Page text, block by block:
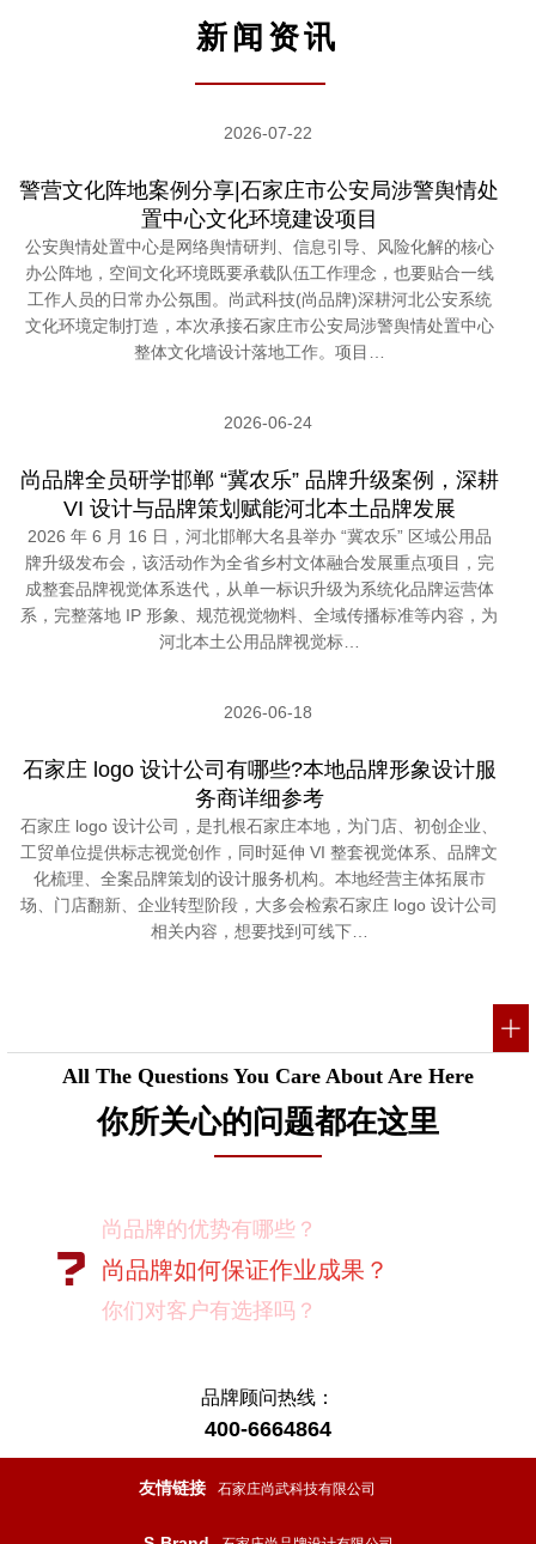
新闻资讯
2026-07-22
警营文化阵地案例分享|石家庄市公安局涉警舆情处
置中心文化环境建设项目
公安舆情处置中心是网络舆情研判、信息引导、风险化解的核心
办公阵地，空间文化环境既要承载队伍工作理念，也要贴合一线
工作人员的日常办公氛围。尚武科技(尚品牌)深耕河北公安系统
文化环境定制打造，本次承接石家庄市公安局涉警舆情处置中心
整体文化墙设计落地工作。项目…
2026-06-24
尚品牌全员研学邯郸 “冀农乐” 品牌升级案例，深耕
VI 设计与品牌策划赋能河北本土品牌发展
2026 年 6 月 16 日，河北邯郸大名县举办 “冀农乐” 区域公用品
牌升级发布会，该活动作为全省乡村文体融合发展重点项目，完
成整套品牌视觉体系迭代，从单一标识升级为系统化品牌运营体
系，完整落地 IP 形象、规范视觉物料、全域传播标准等内容，为
河北本土公用品牌视觉标…
2026-06-18
石家庄 logo 设计公司有哪些?本地品牌形象设计服
务商详细参考
石家庄 logo 设计公司，是扎根石家庄本地，为门店、初创企业、
工贸单位提供标志视觉创作，同时延伸 VI 整套视觉体系、品牌文
化梳理、全案品牌策划的设计服务机构。本地经营主体拓展市
场、门店翻新、企业转型阶段，大多会检索石家庄 logo 设计公司
相关内容，想要找到可线下…
All The Questions You Care About Are Here
你所关心的问题都在这里
你们对客户有选择吗？
我如何向我的同事及领导推荐尚品牌？
有没有案例资料？
项目启动之前您需要给我们提供什么资
料？
品牌顾问热线：
400-6664864
友情链接 石家庄尚武科技有限公司